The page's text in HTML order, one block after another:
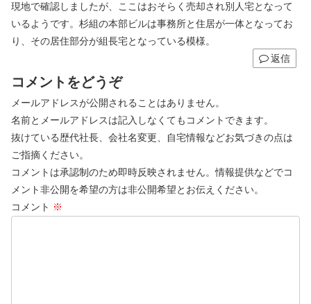
現地で確認しましたが、ここはおそらく売却され別人宅となって
いるようです。杉組の本部ビルは事務所と住居が一体となってお
り、その居住部分が組長宅となっている模様。
返信
コメントをどうぞ
メールアドレスが公開されることはありません。
名前とメールアドレスは記入しなくてもコメントできます。
抜けている歴代社長、会社名変更、自宅情報などお気づきの点は
ご指摘ください。
コメントは承認制のため即時反映されません。情報提供などでコ
メント非公開を希望の方は非公開希望とお伝えください。
コメント ※